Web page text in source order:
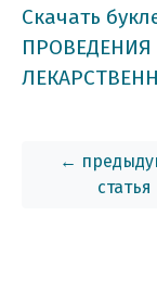
Скачать
←
статья